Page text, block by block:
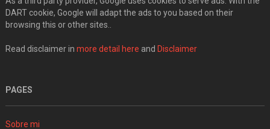
DART cookie, Google will adapt the ads to you based on their
browsing this or other sites..
Read disclaimer in more detail here and Disclaimer
PAGES
Sobre mi